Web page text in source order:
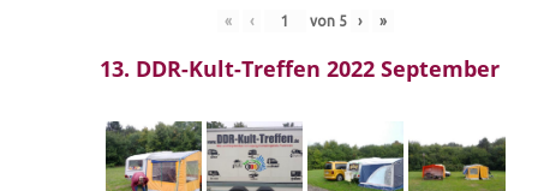
« ‹ von 5 › »
13. DDR-Kult-Treffen 2022 September